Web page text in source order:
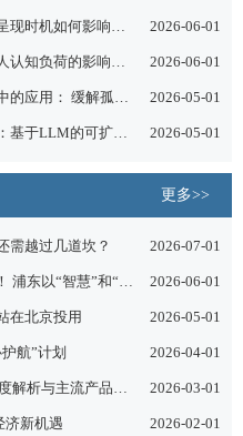
2026-06-01
何影响医生诊断决策
2026-06-01
： 一项对比实验研究
2026-05-01
进社会参与及减轻认知负担
2026-05-01
可扩展患者评估方法
更多>>
2026-07-01
需越过几道坎？
2026-06-01
“温度”探索“智慧养老”
2026-05-01
在北京投用
2026-04-01
航”计划
2026-03-01
主流产品应用指南
2026-02-01
济新机遇